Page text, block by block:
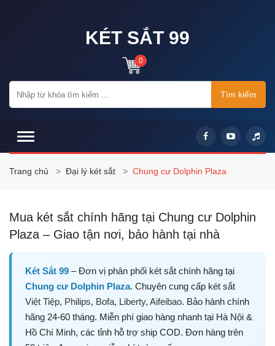
KÉT SẮT 99
0
Tìm kiếm
Trang chủ Đại lý két sắt Chung cư Dolphin Plaza
Mua két sắt chính hãng tại Chung cư Dolphin
Plaza – Giao tận nơi, bảo hành tại nhà
Két Sắt 99 – Đơn vị phân phối két sắt chính hãng tại
Chung cư Dolphin Plaza. Chuyên cung cấp két sắt
Việt Tiệp, Philips, Bofa, Liberty, Aifeibao. Bảo hành chính
hãng 24-60 tháng. Miễn phí giao hàng nhanh tại Hà Nội &
Hồ Chí Minh, các tỉnh hỗ trợ ship COD. Đơn hàng trên